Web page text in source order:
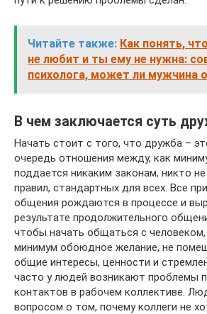
Читайте также: Как понять,
не любит и ты ему не нужна:
психолога, может ли мужчина
В чем заключается суть
Начать стоит с того, что дружба –
очередь отношения между, как
поддается никаким законам, никто
правил, стандартных для всех. Все
общения рождаются в процессе и
результате продолжительного
чтобы начать общаться с
минимум обоюдное желание, не
общие интересы, ценности и
часто у людей возникают проблемы
контактов в рабочем коллективе.
вопросом о том, почему коллеги не